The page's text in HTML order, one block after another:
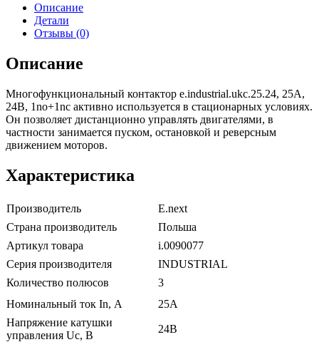
Описание
Детали
Отзывы (0)
Описание
Многофункциональный контактор e.industrial.ukc.25.24, 25A,
24В, 1no+1nc активно используется в стационарных условиях.
Он позволяет дистанционно управлять двигателями, в
частности занимается пуском, остановкой и реверсным
движением моторов.
Характеристика
Производитель
E.next
Страна производитель
Польша
Артикул товара
i.0090077
Серия производителя
INDUSTRIAL
Количество полюсов
3
Номинальный ток In, А
25А
Напряжение катушки
управления Uc, В
24В